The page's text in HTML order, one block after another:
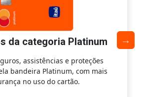
da categoria Platinum
assistências e proteções
bandeira Platinum, com mais
no uso do cartão.